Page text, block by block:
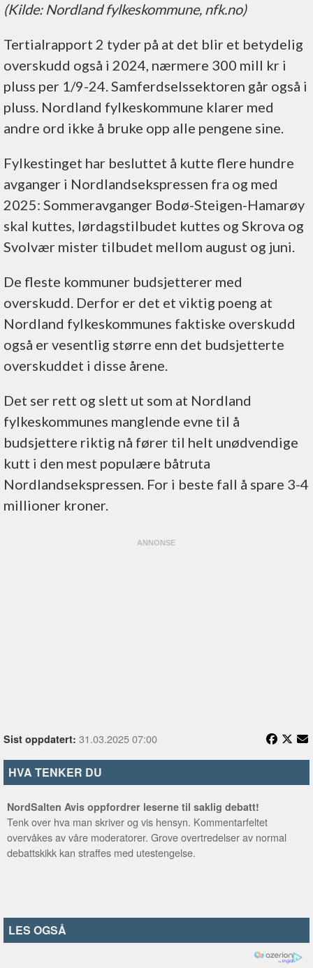
(Kilde: Nordland fylkeskommune, nfk.no)
Tertialrapport 2 tyder på at det blir et betydelig
overskudd også i 2024, nærmere 300 mill kr i
pluss per 1/9-24. Samferdselssektoren går også i
pluss. Nordland fylkeskommune klarer med
andre ord ikke å bruke opp alle pengene sine.
Fylkestinget har besluttet å kutte flere hundre
avganger i Nordlandsekspressen fra og med
2025: Sommeravganger Bodø-Steigen-Hamarøy
skal kuttes, lørdagstilbudet kuttes og Skrova og
Svolvær mister tilbudet mellom august og juni.
De fleste kommuner budsjetterer med
overskudd. Derfor er det et viktig poeng at
Nordland fylkeskommunes faktiske overskudd
også er vesentlig større enn det budsjetterte
overskuddet i disse årene.
Det ser rett og slett ut som at Nordland
fylkeskommunes manglende evne til å
budsjettere riktig nå fører til helt unødvendige
kutt i den mest populære båtruta
Nordlandsekspressen. For i beste fall å spare 3-4
millioner kroner.
Sist oppdatert: 31.03.2025 07:00
HVA TENKER DU
NordSalten Avis oppfordrer leserne til saklig debatt!
Tenk over hva man skriver og vis hensyn. Kommentarfeltet
overvåkes av våre moderatorer. Grove overtredelser av normal
debattskikk kan straffes med utestengelse.
LES OGSÅ